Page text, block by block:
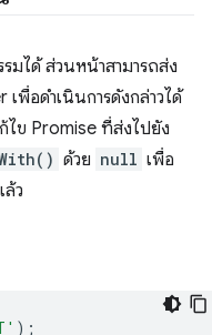
มได้ ส่วนหน้าสามารถส่ง
พื่อดำเนินการดังกล่าวได้
ไข Promise ที่ส่งไปยัง
ด้วย null เพื่อ
ล้ว
);